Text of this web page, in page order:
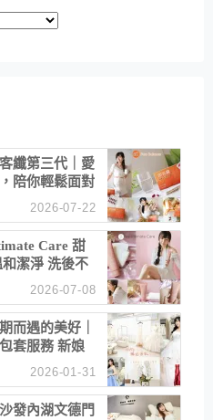
纖第三代｜愛
陪你輕鬆面對
2026-07-22
Care 甜
潔淨 洗後不
2026-07-08
而遇的美好｜
套服務 新娘
2026-01-31
發內湖文德門